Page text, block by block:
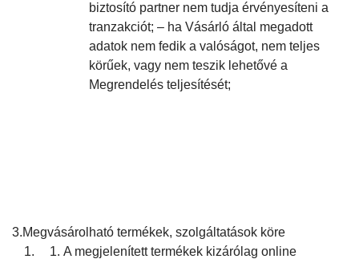
biztosító partner nem tudja érvényesíteni a
tranzakciót; – ha Vásárló által megadott
adatok nem fedik a valóságot, nem teljes
körűek, vagy nem teszik lehetővé a
Megrendelés teljesítését;
3.Megvásárolható termékek, szolgáltatások köre
A megjelenített termékek kizárólag online